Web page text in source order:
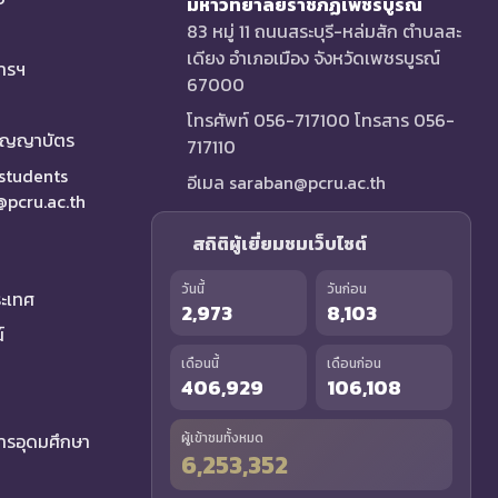
รฯ
ญญาบัตร
เทศ
รอุดมศึกษา
83 หมู่ 11 ถนนสระบุรี-หล่มสัก ตำบลสะ
เดียง อำเภอเมือง จังหวัดเพชรบูรณ์
67000
โทรศัพท์ 056-717100 โทรสาร 056-
717110
อีเมล saraban@pcru.ac.th
สถิติผู้เยี่ยมชมเว็บไซต์
วันนี้
2,973
วันก่อน
8,103
เดือนนี้
406,929
เดือนก่อน
106,108
ผู้เข้าชมทั้งหมด
6,253,352